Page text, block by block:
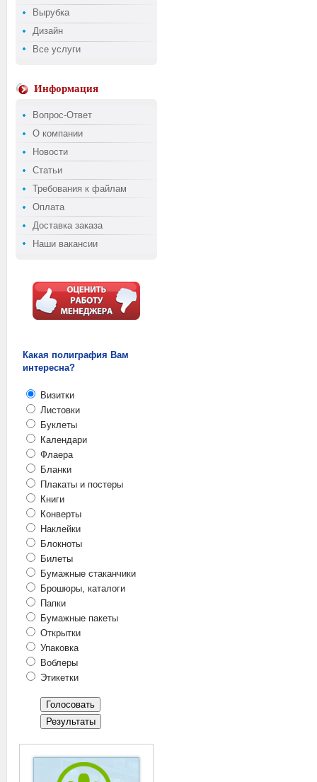
Вырубка
Дизайн
Все услуги
Информация
Вопрос-Ответ
О компании
Новости
Статьи
Требования к файлам
Оплата
Доставка заказа
Наши вакансии
Какая полиграфия Вам
интересна?
Визитки
Листовки
Буклеты
Календари
Флаера
Бланки
Плакаты и постеры
Книги
Конверты
Наклейки
Блокноты
Билеты
Бумажные стаканчики
Брошюры, каталоги
Папки
Бумажные пакеты
Открытки
Упаковка
Воблеры
Этикетки